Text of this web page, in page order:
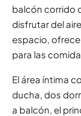
balcón corrido
disfrutar del
espacio,
para las
El área íntima
ducha, dos
a balcón, el